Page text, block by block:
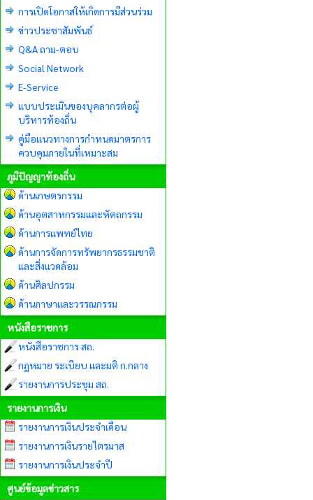
การเปิดโอกาสให้เกิดการมีส่วนร่วม
ข่าวประชาสัมพันธ์
Q&A ถาม-ตอบ
Social Network
E-Service
แบบประเมินของบุคลากรต่อผู้
บริหารท้องถิ่น
คู่มือแนวทางการกำหนดมาตรการ
ควบคุมภายในที่เหมาะสม
ภูมิปัญญาท้องถิ่น
ด้านเกษตรกรรม
ด้านอุตสาหกรรมและหัตถกรรม
ด้านการแพทย์ไทย
ด้านการจัดการทรัพยากรธรรมชาติ
และสิ่งแวดล้อม
ด้านศิลปกรรม
ด้านภาษาและวรรณกรรม
หนังสือราชการ
หนังสือราชการ สถ.
กฎหมาย ระเบียบ และมติ ก.กลาง
รายงานการประชุม สถ.
รายงานการเงิน
รายงานการเงินประจำเดือน
รายงานการเงินรายไตรมาส
รายงานการเงินประจำปี
ศูนย์ข้อมูลข่าวสาร